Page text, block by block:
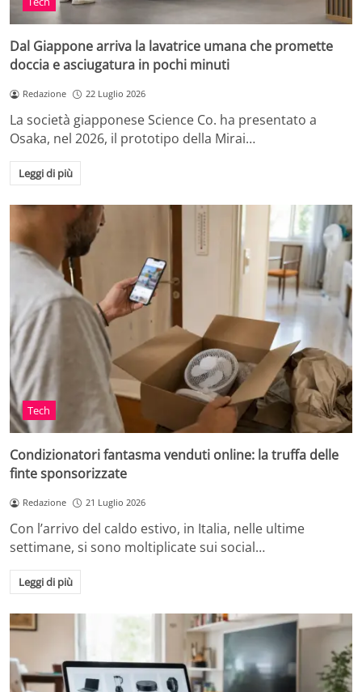
Dal Giappone arriva la lavatrice umana che promette
doccia e asciugatura in pochi minuti
Redazione 22 Luglio 2026
La società giapponese Science Co. ha presentato a
Osaka, nel 2026, il prototipo della Mirai…
Leggi di più
Tech
Condizionatori fantasma venduti online: la truffa delle
finte sponsorizzate
Redazione 21 Luglio 2026
Con l’arrivo del caldo estivo, in Italia, nelle ultime
settimane, si sono moltiplicate sui social…
Leggi di più